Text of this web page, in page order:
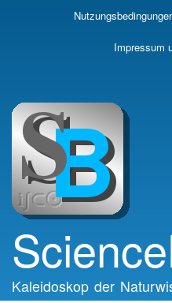
Impressum
Kaleidoskop der